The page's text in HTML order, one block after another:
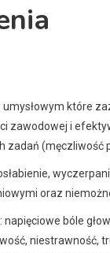
które
zawodowej i
zadań (męczliwość
oraz
bóle
niestrawność,